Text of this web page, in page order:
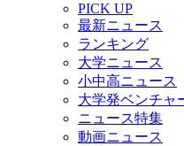
PICK UP
最新ニュース
ランキング
大学ニュース
小中高ニュース
大学発ベンチャ
ニュース特集
動画ニュース